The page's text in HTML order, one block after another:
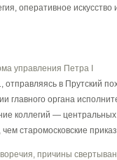
оперативное искусство
управления Петра I
отправляясь в Прутский
главного органа
коллегий —
чем старомосковские
причины